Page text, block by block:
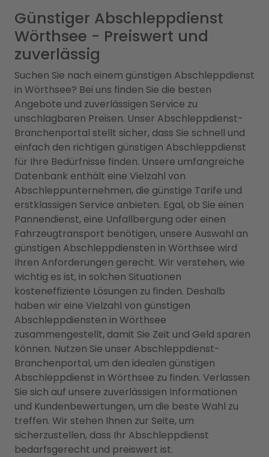
Günstiger Abschleppdienst
Wörthsee - Preiswert und
zuverlässig
Suchen Sie nach einem günstigen Abschleppdienst
in Wörthsee? Bei uns finden Sie die besten
Angebote und zuverlässigen Service zu
unschlagbaren Preisen. Unser Abschleppdienst-
Branchenportal stellt sicher, dass Sie schnell und
einfach den richtigen günstigen Abschleppdienst
für Ihre Bedürfnisse finden. Unsere umfangreiche
Datenbank enthält eine Vielzahl von
Abschleppunternehmen, die günstige Tarife und
erstklassigen Service anbieten. Egal, ob Sie einen
Pannendienst, eine Unfallbergung oder einen
Fahrzeugtransport benötigen, unsere Auswahl an
günstigen Abschleppdiensten in Wörthsee wird
Ihren Anforderungen gerecht. Wir verstehen, wie
wichtig es ist, in solchen Situationen
kosteneffiziente Lösungen zu finden. Deshalb
haben wir eine Vielzahl von günstigen
Abschleppdiensten in Wörthsee
zusammengestellt, damit Sie Zeit und Geld sparen
können. Nutzen Sie unser Abschleppdienst-
Branchenportal, um den idealen günstigen
Abschleppdienst in Wörthsee zu finden. Verlassen
Sie sich auf unsere zuverlässigen Informationen
und Kundenbewertungen, um die beste Wahl zu
treffen. Wir stehen Ihnen zur Seite, um
sicherzustellen, dass Ihr Abschleppdienst
bedarfsgerecht und preiswert ist.